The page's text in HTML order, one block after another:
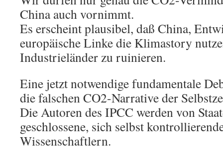
China auch vornimmt.
Es erscheint plausibel, daß China,
europäische Linke die Klimastory
Industrieländer zu ruinieren.
Eine jetzt notwendige fundamentale
die falschen CO2-Narrative der
Die Autoren des IPCC werden von
geschlossene, sich selbst
Wissenschaftlern.